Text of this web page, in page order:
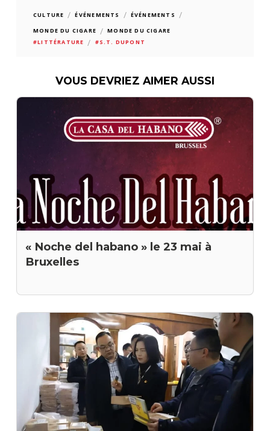
CULTURE / ÉVÉNEMENTS / ÉVÉNEMENTS /
MONDE DU CIGARE / MONDE DU CIGARE
#LITTÉRATURE / #S.T. DUPONT
VOUS DEVRIEZ AIMER AUSSI
« Noche del habano » le 23 mai à
Bruxelles